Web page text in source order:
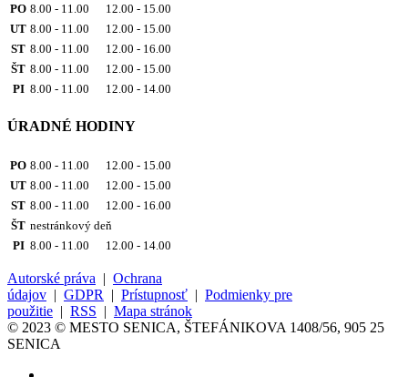
PO 8.00 - 11.00 12.00 - 15.00
UT 8.00 - 11.00 12.00 - 15.00
ST 8.00 - 11.00 12.00 - 16.00
ŠT 8.00 - 11.00 12.00 - 15.00
PI 8.00 - 11.00 12.00 - 14.00
ÚRADNÉ HODINY
PO 8.00 - 11.00 12.00 - 15.00
UT 8.00 - 11.00 12.00 - 15.00
ST 8.00 - 11.00 12.00 - 16.00
ŠT nestránkový deň
PI 8.00 - 11.00 12.00 - 14.00
Autorské práva | Ochrana
údajov | GDPR | Prístupnosť | Podmienky pre
použitie | RSS | Mapa stránok
© 2023 © MESTO SENICA, ŠTEFÁNIKOVA 1408/56, 905 25
SENICA